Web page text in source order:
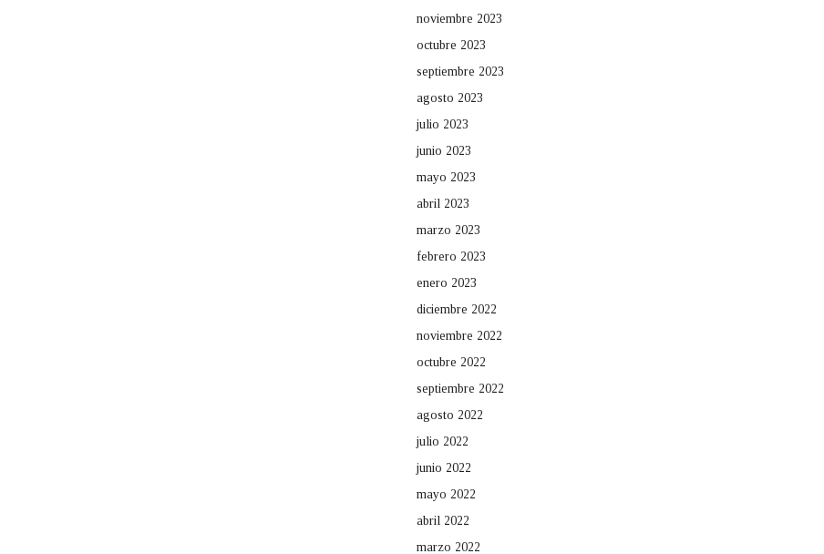
noviembre 2023
octubre 2023
septiembre 2023
agosto 2023
julio 2023
junio 2023
mayo 2023
abril 2023
marzo 2023
febrero 2023
enero 2023
diciembre 2022
noviembre 2022
octubre 2022
septiembre 2022
agosto 2022
julio 2022
junio 2022
mayo 2022
abril 2022
marzo 2022